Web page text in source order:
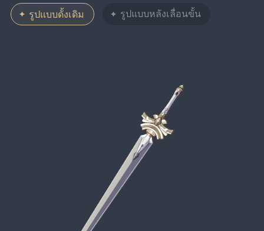
รูปแบบดั้งเดิม รูปแบบหลังเลื่อนขั้น